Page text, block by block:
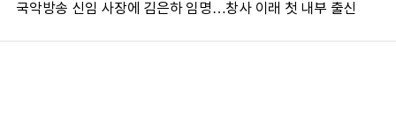
국악방송 신임 사장에 김은하 임명…창사 이래 첫 내부 출신